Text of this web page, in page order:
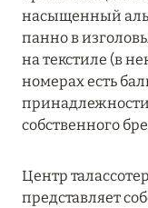
насыщенный
панно в
на текстиле (в
номерах есть
собственного
Центр
представляет